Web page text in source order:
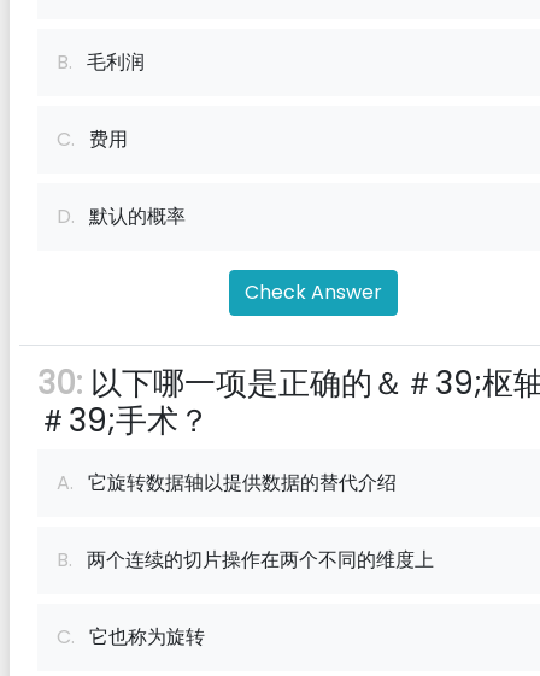
B. 毛利润
C. 费用
D. 默认的概率
Check Answer
30: 以下哪一项是正确的＆＃39;枢
＃39;手术？
A. 它旋转数据轴以提供数据的替代介绍
B. 两个连续的切片操作在两个不同的维度上
C. 它也称为旋转